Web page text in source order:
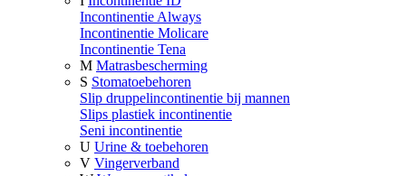
Incontinentie Always
Incontinentie Molicare
Incontinentie Tena
M Matrasbescherming
S Stomatoebehoren
Slip druppelincontinentie bij mannen
Slips plastiek incontinentie
Seni incontinentie
U Urine & toebehoren
V Vingerverband